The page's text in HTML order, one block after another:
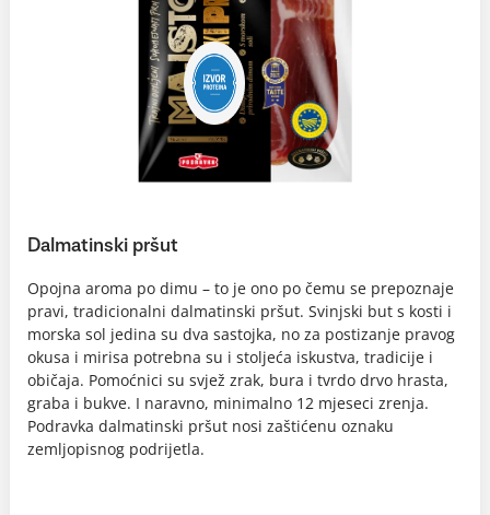
Dalmatinski pršut
Opojna aroma po dimu – to je ono po čemu se prepoznaje
pravi, tradicionalni dalmatinski pršut. Svinjski but s kosti i
morska sol jedina su dva sastojka, no za postizanje pravog
okusa i mirisa potrebna su i stoljeća iskustva, tradicije i
običaja. Pomoćnici su svjež zrak, bura i tvrdo drvo hrasta,
graba i bukve. I naravno, minimalno 12 mjeseci zrenja.
Podravka dalmatinski pršut nosi zaštićenu oznaku
zemljopisnog podrijetla.